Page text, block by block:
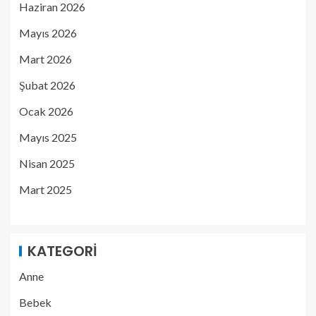
Haziran 2026
Mayıs 2026
Mart 2026
Şubat 2026
Ocak 2026
Mayıs 2025
Nisan 2025
Mart 2025
KATEGORI
Anne
Bebek